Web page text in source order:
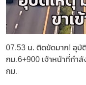
07.53 น. ติดขัดมาก! อุบั
กม.6+900 เจ้าหน้าที่กำ
กม.